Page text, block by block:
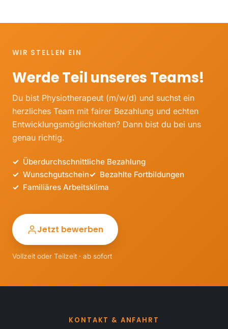
WIR STELLEN EIN
Werde Teil unseres Teams!
Du bist Physiotherapeut (m/w/d) und suchst ein
herzliches Team mit fairer Bezahlung und echten
Entwicklungsmöglichkeiten? Dann bist du bei uns
genau richtig.
Überdurchschnittliche Bezahlung
Wunschgutschein
Bezahlte Fortbildungen
Familiäres Arbeitsklima
Jetzt bewerben
Vollzeit oder Teilzeit · ab sofort
KONTAKT & ANFAHRT